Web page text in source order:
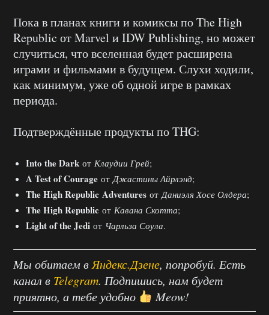
Пока в планах книги и комиксы по The High
Republic от Marvel и IDW Publishing, но может
случиться, что вселенная будет расширена
играми и фильмами в будущем. Слухи ходили,
как минимум, уже об одной игре в рамках
периода.
Подтверждённые продукты по THG:
Into the Dark от Клаудии Грей;
A Test of Courage отДжастины Айрлэнд;
The High Republic Adventures отДаниэля Хосе Олдера;
The High Republic от Кавана Скотта;
Light of the Jedi от Чарльза Соула.
Мы обитаем вЯндекс.Дзене, попробуй. Есть
канал в Telegram. Подпишись, нам будет
приятно, а тебе удобно
Meow!